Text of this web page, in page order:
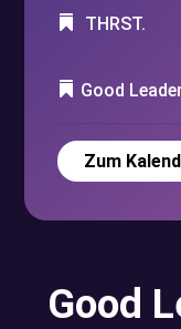
THRST.
Good
Zum
Good